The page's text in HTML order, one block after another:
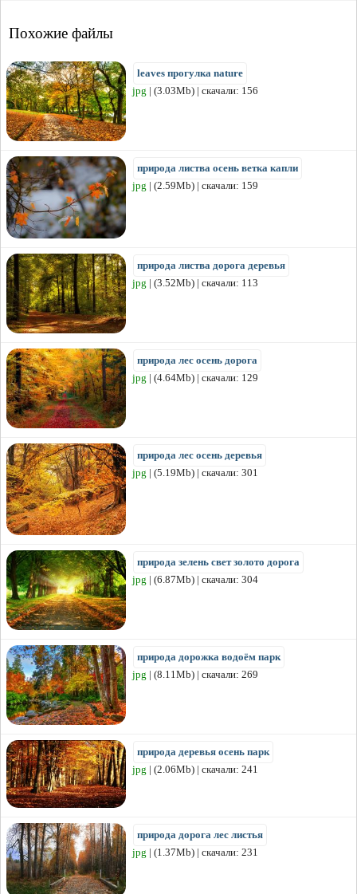
Похожие файлы
leaves прогулка nature
jpg | (3.03Mb) | скачали: 156
природа листва осень ветка капли
jpg | (2.59Mb) | скачали: 159
природа листва дорога деревья
jpg | (3.52Mb) | скачали: 113
природа лес осень дорога
jpg | (4.64Mb) | скачали: 129
природа лес осень деревья
jpg | (5.19Mb) | скачали: 301
природа зелень свет золото дорога
jpg | (6.87Mb) | скачали: 304
природа дорожка водоём парк
jpg | (8.11Mb) | скачали: 269
природа деревья осень парк
jpg | (2.06Mb) | скачали: 241
природа дорога лес листья
jpg | (1.37Mb) | скачали: 231